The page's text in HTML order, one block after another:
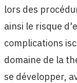
lors des
ainsi le risque
complications
domaine de la
se développer,